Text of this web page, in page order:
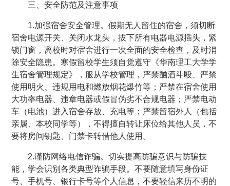
三、安全防范及注意事项
1.加强宿舍安全管理。假期无人留住的宿舍，须切断
宿舍电源开关、关闭水龙头，拔下所有电器电源插头，紧
锁门窗，离校时对宿舍进行一次全面的安全检查，及时消
除安全隐患。寒假留校学生须自觉遵守《华南理工大学学
生宿舍管理规定》，服从学校管理，严禁酗酒斗殴、严禁
使用明火、违规用电和燃放烟花爆竹等；严禁在宿舍使用
大功率电器、违章电器或假冒伪劣不合规电器；严禁电动
车（电池）进入宿舍存放、充电等；严禁留宿外人（包括
亲属、本校同学等），不得擅自转让床位给其他人员，不
要将房间钥匙、门禁卡转借他人使用。
2.谨防网络电信诈骗。切实提高防骗意识与防骗技
能，学会识别各类典型诈骗手段。不要随意填写身份证
号、手机号、银行卡号等个人信息，不要轻信来历不明的